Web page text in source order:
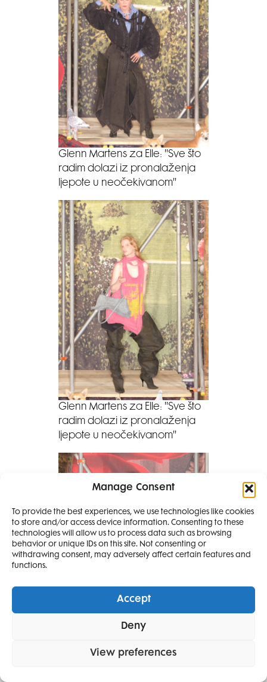
Manage Consent
To provide the best experiences, we use technologies like cookies
to store and/or access device information. Consenting to these
technologies will allow us to process data such as browsing
behavior or unique IDs on this site. Not consenting or
withdrawing consent, may adversely affect certain features and
functions.
Accept
Deny
View preferences
Glenn Martens za Elle: ''Sve što
radim dolazi iz pronalaženja
ljepote u neočekivanom''
Glenn Martens za Elle: ''Sve što
radim dolazi iz pronalaženja
ljepote u neočekivanom''
Glenn Martens za Elle: ''Sve što
SMANJI
4 IZDANJA
I 2 IZDANJA ELLE
DECORATIONA +
POKLON
SAMO